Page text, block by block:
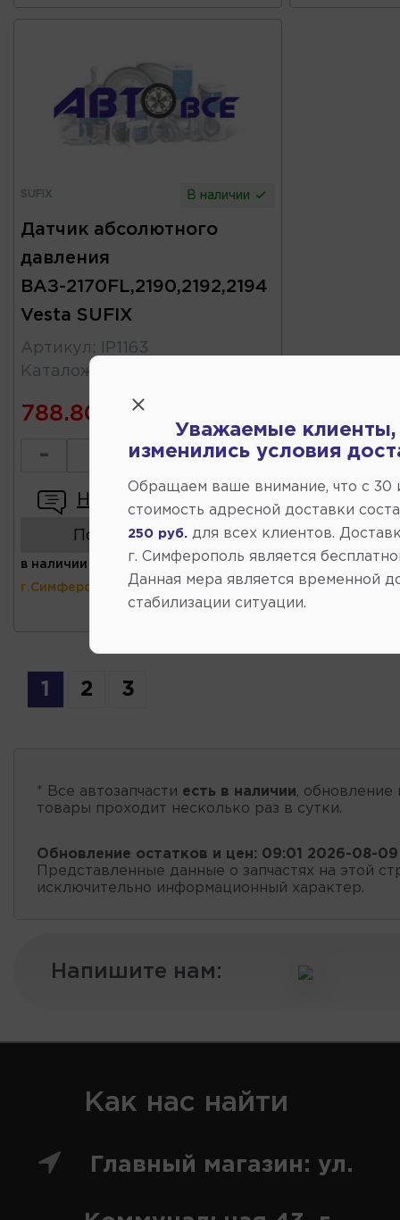
SUFIX В наличии
Датчик абсолютного
давления
ВАЗ-2170FL,2190,2192,2194
Vesta SUFIX
Артикул :
IP1163
Каталожный
788.80
- +
Написать отзыв
Показать аналоги
в наличии (ул.Коммунальная 43,
г.Симферополь)
1 2 3
* Все автозапчасти есть в наличии, обновление
товары проходит несколько раз в сутки.
Обновление остатков и цен: 09:01 2026-08-09
Представленные данные о запчастях на этой
исключительно информационный характер.
Напишите нам:
Как нас найти
Главный магазин: ул.
Уважаемые клиенты,
изменились условия
Обращаем ваше внимание, что c 30
стоимость адресной доставки
250 руб. для всех клиентов.
г. Симферополь является
Данная мера является временной
стабилизации ситуации.